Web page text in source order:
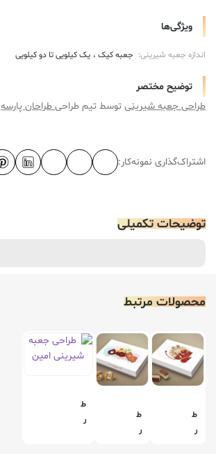
توضیح مختصر
طراحی جعبه شیرینی توسط تیم طراحی طراحان پارسه
ویژگی‌ها
اندازه جعبه شیرینی: جعبه کیک یک کیلویی تا دو کیلویی
اشتراک‌گذاری نمونه‌کار:
توضیحات تکمیلی
محصولات مرتبط
ط
ر
ط
ر
ط
ر